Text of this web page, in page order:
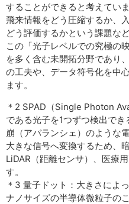
することができると考えてい
飛来情報をどう圧縮するか、
どう評価するかという課題な
この「光子レベルでの究極の
を多く含む未開拓分野であり
の工夫や、データ符号化を中
ます。
＊2 SPAD（Single Photon
である光子を1つずつ検出で
崩（アバランシェ）のような
大きな信号へ変換するため、
LiDAR（距離センサ）、医療
す。
＊3 量子ドット：大きさによ
ナノサイズの半導体微粒子の